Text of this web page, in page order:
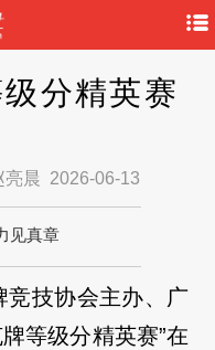
分精英赛
亮晨 2026-06-13
见真章
竞技协会主办、广
等级分精英赛”在